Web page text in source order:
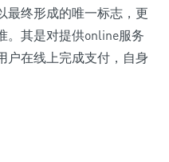
最终形成的唯一标志，更
。其是对提供online服务
户在线上完成支付，自身